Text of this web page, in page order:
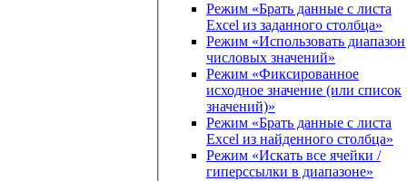
Режим «Брать данные с листа
Excel из заданного столбца»
Режим «Использовать диапазон
числовых значений»
Режим «Фиксированное
исходное значение (или список
значений)»
Режим «Брать данные с листа
Excel из найденного столбца»
Режим «Искать все ячейки /
гиперссылки в диапазоне»